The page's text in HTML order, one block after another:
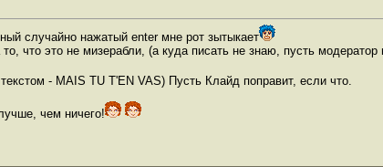
случайно нажатый enter мне рот зытыкает
то, что это не мизерабли, (а куда писать не знаю, пусть
- MAIS TU T'EN VAS) Пусть Клайд поправит, если что.
чем ничего!